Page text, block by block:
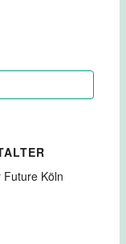
Future Köln